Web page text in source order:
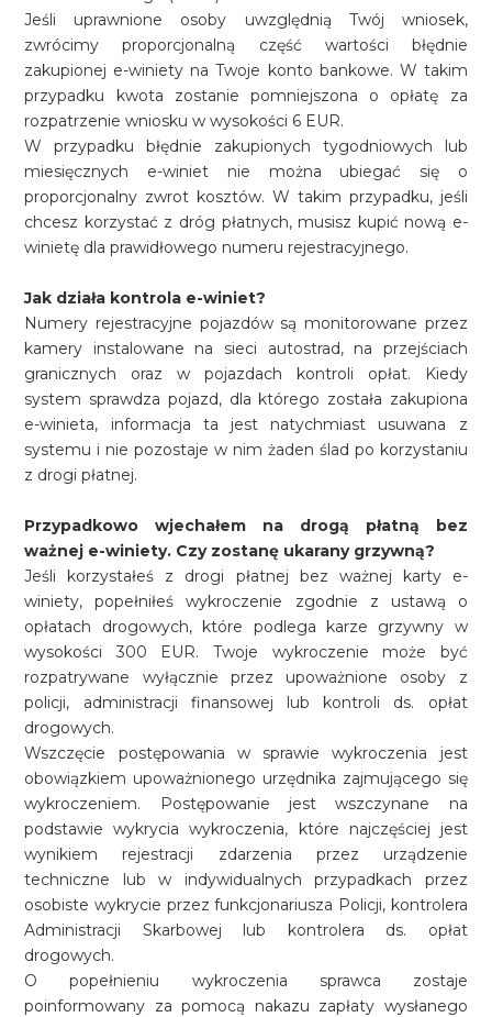
Jeśli uprawnione osoby uwzględnią Twój wniosek,
zwrócimy proporcjonalną część wartości błędnie
zakupionej e-winiety na Twoje konto bankowe. W takim
przypadku kwota zostanie pomniejszona o opłatę za
rozpatrzenie wniosku w wysokości 6 EUR.
W przypadku błędnie zakupionych tygodniowych lub
miesięcznych e-winiet nie można ubiegać się o
proporcjonalny zwrot kosztów. W takim przypadku, jeśli
chcesz korzystać z dróg płatnych, musisz kupić nową e-
winietę dla prawidłowego numeru rejestracyjnego.
Jak działa kontrola e-winiet?
Numery rejestracyjne pojazdów są monitorowane przez
kamery instalowane na sieci autostrad, na przejściach
granicznych oraz w pojazdach kontroli opłat. Kiedy
system sprawdza pojazd, dla którego została zakupiona
e-winieta, informacja ta jest natychmiast usuwana z
systemu i nie pozostaje w nim żaden ślad po korzystaniu
z drogi płatnej.
Przypadkowo wjechałem na drogą płatną bez
ważnej e-winiety. Czy zostanę ukarany grzywną?
Jeśli korzystałeś z drogi płatnej bez ważnej karty e-
winiety, popełniłeś wykroczenie zgodnie z ustawą o
opłatach drogowych, które podlega karze grzywny w
wysokości 300 EUR. Twoje wykroczenie może być
rozpatrywane wyłącznie przez upoważnione osoby z
policji, administracji finansowej lub kontroli ds. opłat
drogowych.
Wszczęcie postępowania w sprawie wykroczenia jest
obowiązkiem upoważnionego urzędnika zajmującego się
wykroczeniem. Postępowanie jest wszczynane na
podstawie wykrycia wykroczenia, które najczęściej jest
wynikiem rejestracji zdarzenia przez urządzenie
techniczne lub w indywidualnych przypadkach przez
osobiste wykrycie przez funkcjonariusza Policji, kontrolera
Administracji Skarbowej lub kontrolera ds. opłat
drogowych.
O popełnieniu wykroczenia sprawca zostaje
poinformowany za pomocą nakazu zapłaty wysłanego